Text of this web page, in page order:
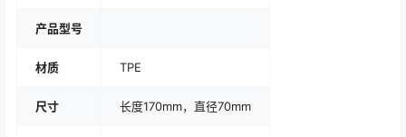
产品型号
材质 TPE
尺寸 长度170mm，直径70mm